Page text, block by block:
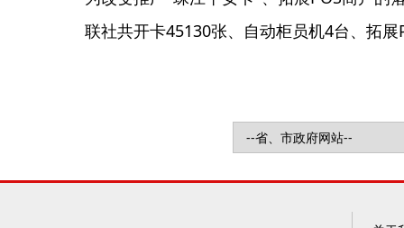
联社共开卡45130张、自动柜员机4台、拓展